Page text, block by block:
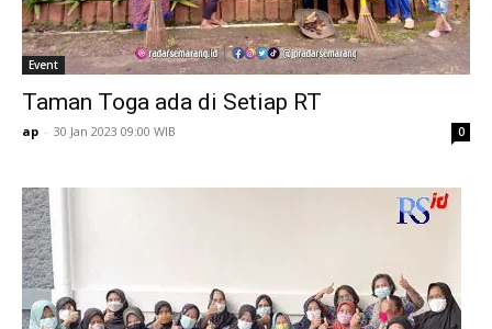
Event
Taman Toga ada di Setiap RT
ap - 30 Jan 2023 09:00 WIB 0